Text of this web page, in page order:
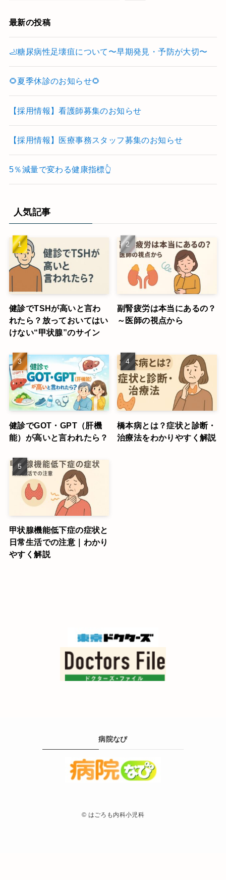
最新の投稿
🦶糖尿病性足壊疽について〜早期発見・予防が大切〜
🌻夏季休診のお知らせ🌻
【採用情報】看護師募集のお知らせ
【採用情報】医療事務スタッフ募集のお知らせ
5％減量で変わる健康指標👆
人気記事
健診でTSHが高いと言わ
れたら？放っておいてはい
けない“甲状腺”のサイン
副腎疲労は本当にあるの？
～医師の視点から
健診でGOT・GPT（肝機
能）が高いと言われたら？
橋本病とは？症状と診断・
治療法をわかりやすく解説
甲状腺機能低下症の症状と
日常生活での注意｜わかり
やすく解説
病院なび
© はごろも内科小児科